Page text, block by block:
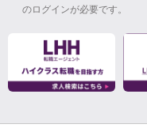
のログインが必要です。